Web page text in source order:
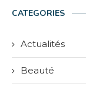
CATEGORIES
Actualités
Beauté